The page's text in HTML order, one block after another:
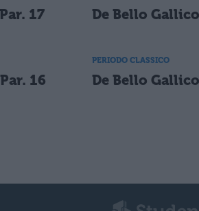
17 De Bello
16
PERIODO CLASSICO
De Bello